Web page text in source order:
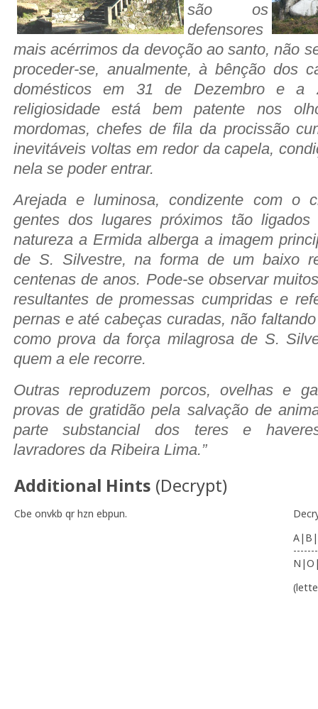
são os
defensores
mais acérrimos da devoção ao santo, não
proceder-se, anualmente, à bênção dos
domésticos em 31 de Dezembro e
religiosidade está bem patente nos
mordomas, chefes de fila da procissão
inevitáveis voltas em redor da capela,
nela se poder entrar.
Arejada e luminosa, condizente com o
gentes dos lugares próximos tão
natureza a Ermida alberga a imagem
de S. Silvestre, na forma de um baixo
centenas de anos. Pode-se observar
resultantes de promessas cumpridas e
pernas e até cabeças curadas, não
como prova da força milagrosa de S.
quem a ele recorre.
Outras reproduzem porcos, ovelhas e
provas de gratidão pela salvação de
parte substancial dos teres e
lavradores da Ribeira Lima.”
Additional Hints (Decrypt)
Cbe onvkb qr hzn ebpun.